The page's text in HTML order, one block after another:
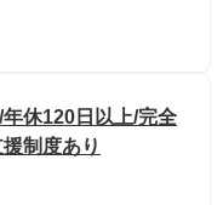
休120日以上/完全
制度あり